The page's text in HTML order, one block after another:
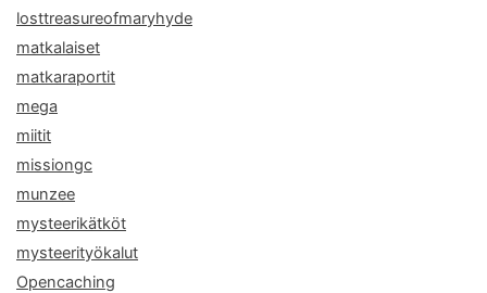
losttreasureofmaryhyde
matkalaiset
matkaraportit
mega
miitit
missiongc
munzee
mysteerikätköt
mysteerityökalut
Opencaching